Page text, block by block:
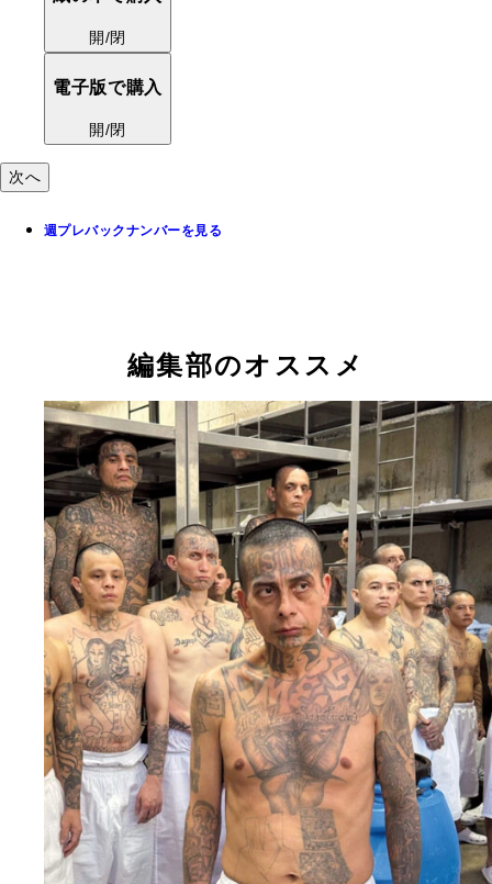
開/閉
電子版で購入
開/閉
次へ
週プレバックナンバーを見る
編集部のオススメ